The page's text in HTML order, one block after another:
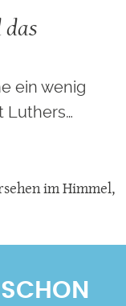
ein wenig
Luthers…
im Himmel,